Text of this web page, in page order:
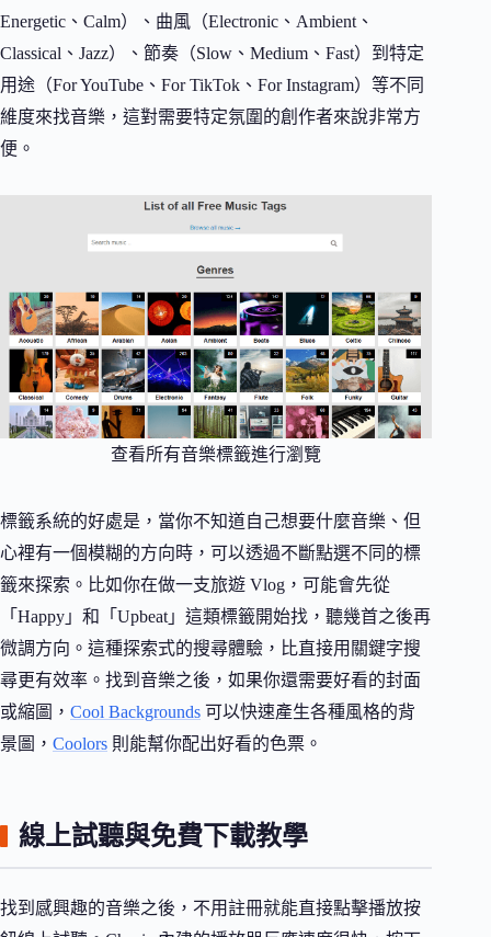
Energetic、Calm）、曲風（Electronic、Ambient、
Classical、Jazz）、節奏（Slow、Medium、Fast）到特定
用途（For YouTube、For TikTok、For Instagram）等不同
維度來找音樂，這對需要特定氛圍的創作者來說非常方
便。
查看所有音樂標籤進行瀏覽
標籤系統的好處是，當你不知道自己想要什麼音樂、但
心裡有一個模糊的方向時，可以透過不斷點選不同的標
籤來探索。比如你在做一支旅遊 Vlog，可能會先從
「Happy」和「Upbeat」這類標籤開始找，聽幾首之後再
微調方向。這種探索式的搜尋體驗，比直接用關鍵字搜
尋更有效率。找到音樂之後，如果你還需要好看的封面
或縮圖， Cool Backgrounds 可以快速產生各種風格的背
景圖， Coolors 則能幫你配出好看的色票。
線上試聽與免費下載教學
找到感興趣的音樂之後，不用註冊就能直接點擊播放按